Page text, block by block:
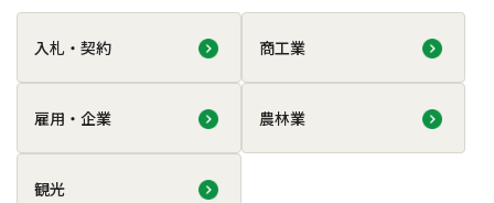
入札・契約 商工業
雇用・企業 農林業
観光